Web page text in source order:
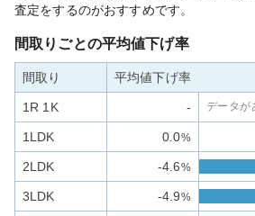
査定をするのがおすすめです。
間取りごとの平均値下げ率
間取り 平均値下げ率
1R 1K - データが
1LDK 0.0%
2LDK -4.6%
3LDK -4.9%